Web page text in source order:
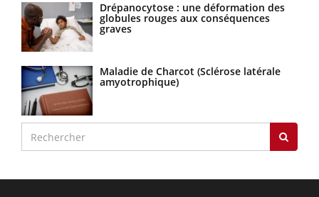
Drépanocytose : une déformation des
globules rouges aux conséquences
graves
Maladie de Charcot (Sclérose latérale
amyotrophique)